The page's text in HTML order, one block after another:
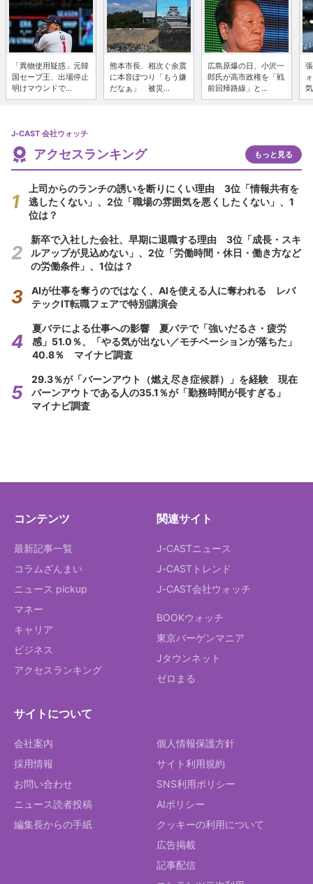
「異物使用疑惑」元韓
国セーブ王、出場停止
明けマウンドで...
熊本市長、相次ぐ余震
に本音ぽつり「もう嫌
だなぁ」 被災...
広島原爆の日、小沢一
郎氏が高市政権を「戦
前回帰路線」と...
J-CAST 会社ウォッチ
アクセスランキング もっと見る
上司からのランチの誘いを断りにくい理由 3位「情報共有を
逃したくない」、2位「職場の雰囲気を悪くしたくない」、1
位は？
新卒で入社した会社、早期に退職する理由 3位「成長・スキ
ルアップが見込めない」、2位「労働時間・休日・働き方など
の労働条件」、1位は？
AIが仕事を奪うのではなく、AIを使える人に奪われる レバ
テックIT転職フェアで特別講演会
夏バテによる仕事への影響 夏バテで「強いだるさ・疲労
感」51.0％、「やる気が出ない／モチベーションが落ちた」
40.8％ マイナビ調査
29.3％が「バーンアウト（燃え尽き症候群）」を経験 現在
バーンアウトである人の35.1％が「勤務時間が長すぎる」
マイナビ調査
コンテンツ
最新記事一覧
コラムざんまい
ニュース pickup
マネー
キャリア
ビジネス
アクセスランキング
関連サイト
J-CASTニュース
J-CASTトレンド
J-CAST会社ウォッチ
BOOKウォッチ
東京バーゲンマニア
Jタウンネット
ゼロまる
サイトについて
会社案内
採用情報
お問い合わせ
ニュース読者投稿
編集長からの手紙
個人情報保護方針
サイト利用規約
SNS利用ポリシー
AIポリシー
クッキーの利用について
広告掲載
記事配信